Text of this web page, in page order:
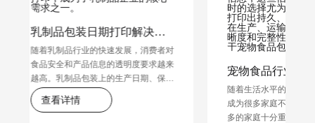
乳制品包装日期打印解决方案
业的快速发展，消费者对
品信息的透明度要求越来
包装上的生产日期、保质
，不仅关乎消费者的购买
业合规经营的重要环节。
宠物食品行业标签打印解决方案及应用分享
随着生活水平的提高，宠物的陪伴日益
成为很多家庭不可或缺一部分，越来越
多的家庭十分重视宠物食品与用品的选